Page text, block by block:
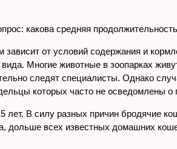
какова средняя
зависит от условий содержания и
Многие животные в зоопарках
следят специалисты. Однако
которых часто не осведомлены о
В силу разных причин бродячие
дольше всех известных домашних